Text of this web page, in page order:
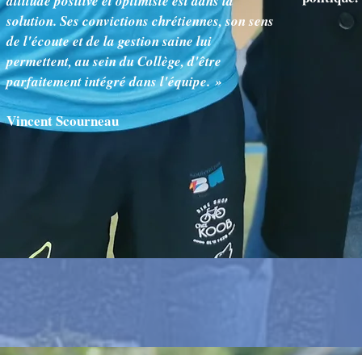
solution. Ses convictions chrétiennes, son sens
de l'écoute et de la gestion saine lui
permettent, au sein du Collège, d'être
parfaitement intégré dans l'équipe. »
Vincent Scourneau